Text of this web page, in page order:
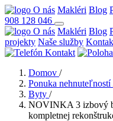
O nás Makléri Blog
908 128 046
O nás Makléri Blog
projekty Naše služby
Kontakt
Domov /
Ponuka nehnuteľností
Byty /
NOVINKA 3 izbový
kompletnej